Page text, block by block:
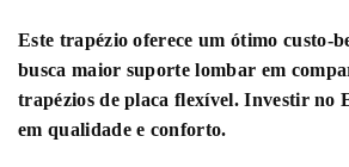
Este trapézio oferece um ótimo custo-
busca maior suporte lombar em
trapézios de placa flexível. Investir no
em qualidade e conforto.